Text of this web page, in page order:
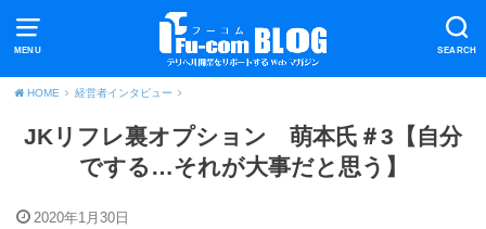
MENU SEARCH
HOME 経営者インタビュー
JKリフレ裏オプション 萌本氏＃3【自分
でする…それが大事だと思う】
2020年1月30日